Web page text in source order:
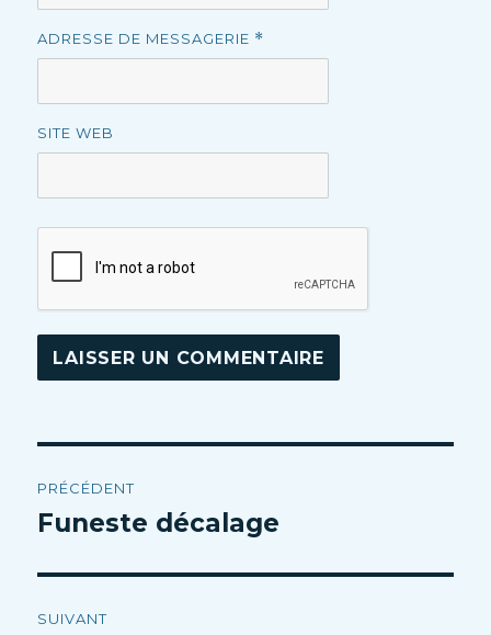
ADRESSE DE MESSAGERIE *
SITE WEB
de
PRÉCÉDENT
Article
Funeste décalage
SUIVANT